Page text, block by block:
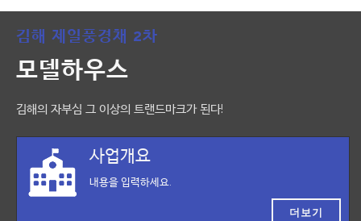
김해 제일풍경채 2차
모델하우스
김해의 자부심 그 이상의 트랜드마크가 된다!
사업개요
내용을 입력하세요.
더보기